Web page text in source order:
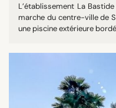
L’établissement La
marche du centre-ville de
une piscine extérieure